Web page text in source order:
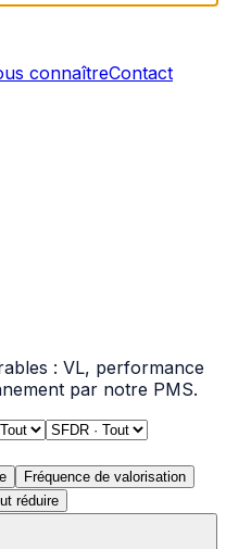
connaîtreContact
: VL, performance
par notre PMS.
Fréquence de valorisation
réduire